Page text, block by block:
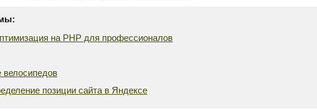
на PHP для профессионалов
велосипедов
позиции сайта в Яндексе